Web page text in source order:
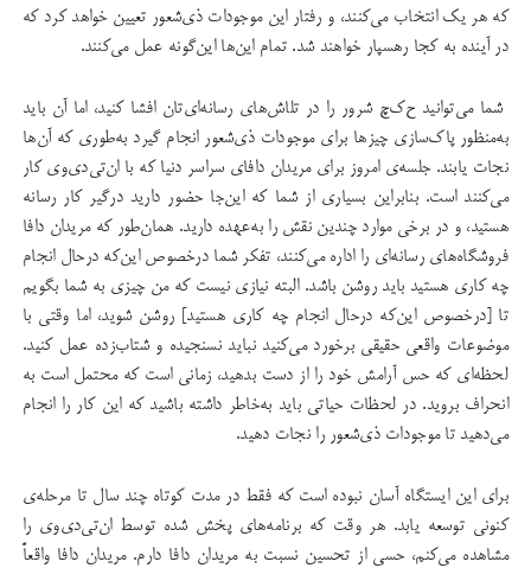
که هر یک انتخاب می‌کنند، و رفتار این موجودات ذی‌شعور تعیین خواهد کرد که
در آینده به کجا رهسپار خواهند شد. تمام این‌ها این‌گونه عمل می‌کنند.
شما می‌توانید ح‌ک‌چ شرور را در تلاش‌های رسانه‌ای‌تان افشا کنید، اما آن باید
به‌منظور پاک‌سازی چیزها برای موجودات ذی‌شعور انجام گیرد به‌طوری که آن‌ها
نجات یابند. جلسه‌ی امروز برای مریدان دافای سراسر دنیا که با ان‌تی‌دی‌وی کار
می‌کنند است. بنابراین بسیاری از شما که این‌جا حضور دارید درگیر کار رسانه
هستید، و در برخی موارد چندین نقش را به‌عهده دارید. همان‌طور که مریدان دافا
فروشگاه‌های رسانه‌ای را اداره می‌کنند، تفکر شما درخصوص این‌که درحال انجام
چه کاری هستید باید روشن باشد. البته نیازی نیست که من چیزی به شما بگویم
تا [درخصوص این‌که درحال انجام چه کاری هستید] روشن شوید، اما وقتی با
موضوعات واقعی حقیقی برخورد می‌کنید نباید نسنجیده و شتاب‌زده عمل کنید.
لحظه‌ای که حس آرامش خود را از دست بدهید، زمانی است که محتمل است به
انحراف بروید. در لحظات حیاتی باید به‌خاطر داشته باشید که این کار را انجام
می‌دهید تا موجودات ذی‌شعور را نجات دهید.
برای این ایستگاه آسان نبوده است که فقط در مدت کوتاه چند سال تا مرحله‌ی
کنونی توسعه یابد. هر وقت که برنامه‌های پخش شده توسط ان‌تی‌دی‌وی را
مشاهده می‌کنم، حسی از تحسین نسبت به مریدان دافا دارم. مریدان دافا واقعاً‌